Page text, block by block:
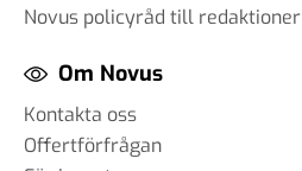
Novus policyråd till redaktioner
Om Novus
Kontakta oss
Offertförfrågan